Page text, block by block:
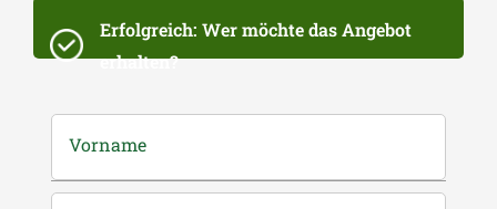
Erfolgreich: Wer möchte das Angebot
erhalten?
Vorname